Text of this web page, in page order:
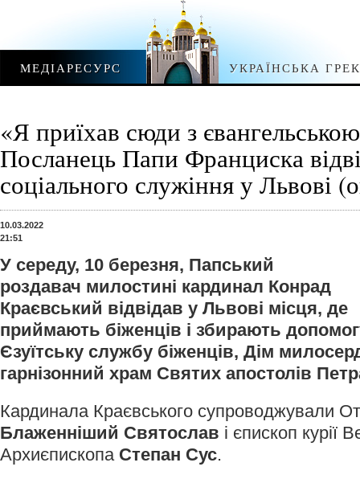
МЕДІАРЕСУРС УКРАЇНСЬКА
«Я приїхав сюди з
Посланець Папи Франциска
соціального служіння у Львові
10.03.2022
21:51
У середу, 10 березня, Папський
роздавач милостині кардинал Конрад
Краєвський відвідав у Львові місця, де
приймають біженців і збирають
Єзуїтську службу біженців, Дім
гарнізонний храм Святих апостолів
Кардинала Краєвського супроводжували
Блаженніший Святослав і єпископ курії
Архиєпископа Степан Сус.